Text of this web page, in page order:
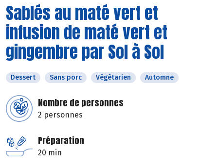
Sablés au maté vert et
infusion de maté vert et
gingembre par Sol à Sol
Dessert Sans porc Végétarien Automne
Nombre de personnes
2 personnes
Préparation
20 min